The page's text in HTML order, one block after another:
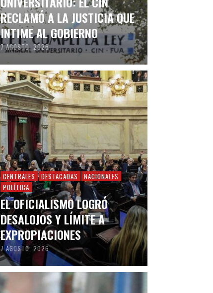
RECLAMÓ A LA JUSTICIA QUE
INTIME AL GOBIERNO
7 AGOSTO, 2026
CENTRALES DESTACADAS
NACIONALES
POLÍTICA
EL OFICIALISMO LOGRÓ
DESALOJOS Y LÍMITE A
EXPROPIACIONES
7 AGOSTO, 2026